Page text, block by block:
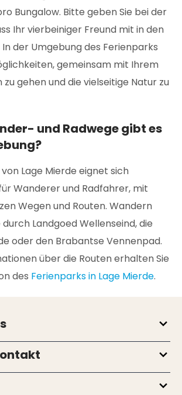
Bungalow. Bitte geben Sie bei der
Ihr vierbeiniger Freund mit in den
der Umgebung des Ferienparks
gemeinsam mit Ihrem
zu gehen und die vielseitige Natur zu
und Radwege gibt es
Lage Mierde eignet sich
Wanderer und Radfahrer, mit
Wegen und Routen. Wandern
Landgoed Wellenseind, die
oder den Brabantse Vennenpad.
über die Routen erhalten Sie
des Ferienparks in Lage Mierde.